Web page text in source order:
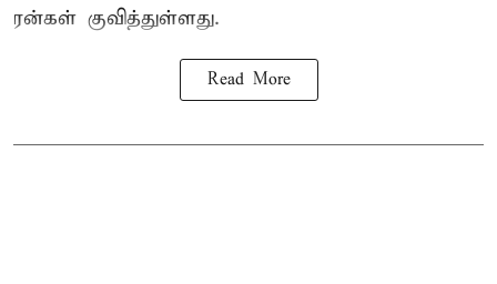
ரன்கள் குவித்துள்ளது.
Read More